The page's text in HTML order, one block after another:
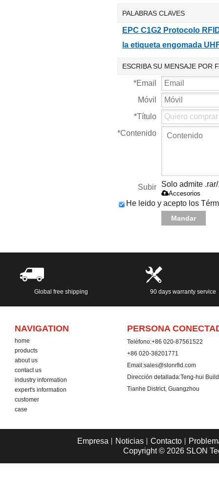
RFID etiqueta
PALABRAS CLAVES
EPC C1G2 Protocolo
la etiqueta engomada
ESCRIBA SU MENSAJE POR
*Email
Móvil
*Título
*Contenido
Subir Solo admite
Accesorios
He leido y acepto los
Mandar
Global free shipping 90 days warranty service
NAVIGATION
home
products
about us
contact us
industry information
expert's information
customer
case
PERSONA
Teléfono:+86 020-87561522
+86 020-38201771
Email:sales@slonrfid.com
Dirección detallada:Teng-hui
Tianhe District, Guangzhou
Empresa Noticias Contacto
Copyright © 2026 SLON